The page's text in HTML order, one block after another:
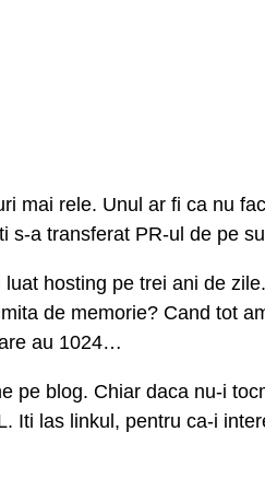
mai rele. Unul ar fi ca nu
s-a transferat PR-ul de pe
hosting pe trei ani de
de memorie? Cand tot
au 1024…
pe blog. Chiar daca nu-i
Iti las linkul, pentru ca-i